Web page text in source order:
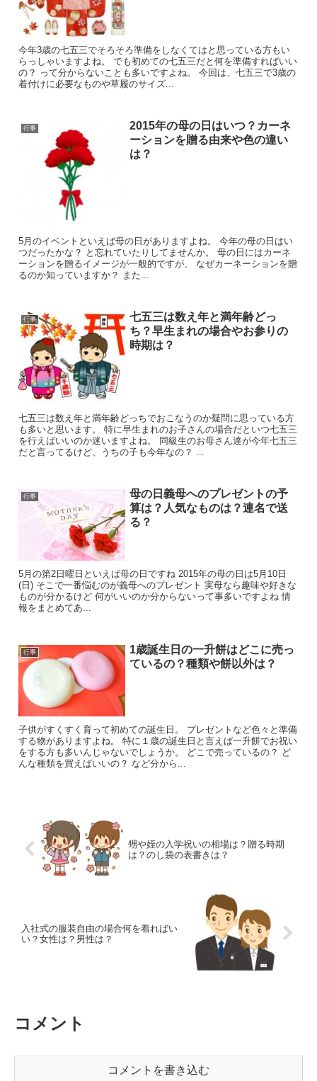
今年3歳の七五三でそろそろ準備をしなくてはと思っている方もい
らっしゃいますよね。 でも初めての七五三だと何を準備すればいい
の？ って分からないことも多いですよね。 今回は、七五三で3歳の
着付けに必要なものや草履のサイズ...
行事
2015年の母の日はいつ？カーネ
ーションを贈る由来や色の違い
は？
5月のイベントといえば母の日がありますよね。 今年の母の日はい
つだったかな？ と忘れていたりしてませんか。 母の日にはカーネ
ーションを贈るイメージが一般的ですが、 なぜカーネーションを贈
るのか知っていますか？ また...
行事
七五三は数え年と満年齢どっ
ち？早生まれの場合やお参りの
時期は？
七五三は数え年と満年齢どっちでおこなうのか疑問に思っている方
も多いと思います。 特に早生まれのお子さんの場合だといつ七五三
を行えばいいのか迷いますよね。 同級生のお母さん達が今年七五三
だと言ってるけど、うちの子も今年なの？ ...
行事
母の日義母へのプレゼントの予
算は？人気なものは？連名で送
る？
5月の第2日曜日といえば母の日ですね 2015年の母の日は5月10日
(日) そこで一番悩むのが義母へのプレゼント 実母なら趣味や好きな
ものが分かるけど 何がいいのか分からないって事多いですよね 情
報をまとめてあ...
行事
1歳誕生日の一升餅はどこに売っ
ているの？種類や餅以外は？
子供がすくすく育って初めての誕生日。 プレゼントなど色々と準備
する物がありますよね。 特に１歳の誕生日と言えば一升餅でお祝い
をする方も多いんじゃないでしょうか。 どこで売っているの？ ど
んな種類を買えばいいの？ など分から...
甥や姪の入学祝いの相場は？贈る時期
は？のし袋の表書きは？
入社式の服装自由の場合何を着ればい
い？女性は？男性は？
コメント
コメントを書き込む